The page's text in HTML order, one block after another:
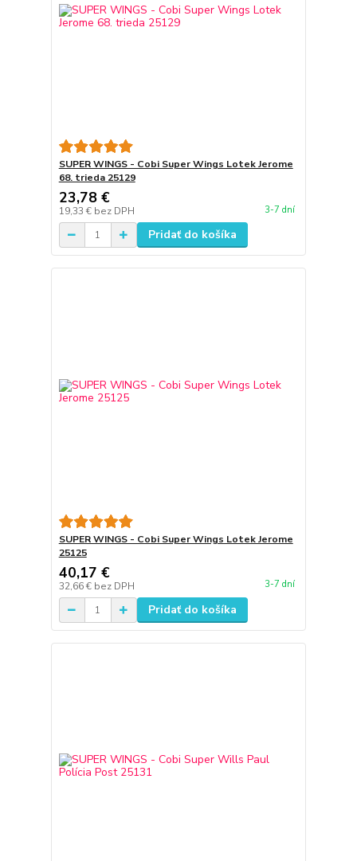
SUPER WINGS - Cobi Super Wings Lotek Jerome
68. trieda 25129
23,78 €
19,33 € bez DPH 3-7 dní
Pridať do košíka
SUPER WINGS - Cobi Super Wings Lotek Jerome
25125
40,17 €
32,66 € bez DPH 3-7 dní
Pridať do košíka